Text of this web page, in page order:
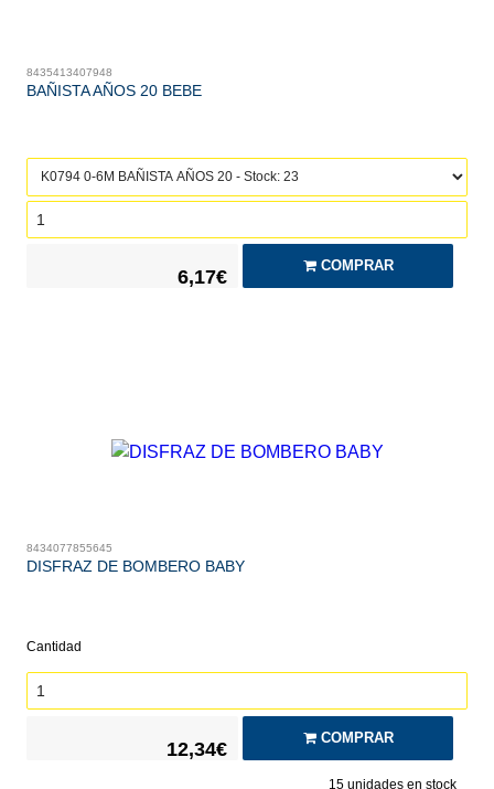
8435413407948
BAÑISTA AÑOS 20 BEBE
6,17€
COMPRAR
8434077855645
DISFRAZ DE BOMBERO BABY
Cantidad
12,34€
COMPRAR
15unidades en stock